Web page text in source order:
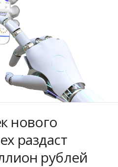
нового
раздаст
рублей